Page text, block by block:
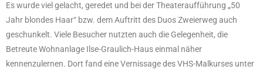
Es wurde viel gelacht, geredet und bei der Theateraufführung „50
Jahr blondes Haar“ bzw. dem Auftritt des Duos Zweierweg auch
geschunkelt. Viele Besucher nutzten auch die Gelegenheit, die
Betreute Wohnanlage Ilse-Graulich-Haus einmal näher
kennenzulernen. Dort fand eine Vernissage des VHS-Malkurses unter